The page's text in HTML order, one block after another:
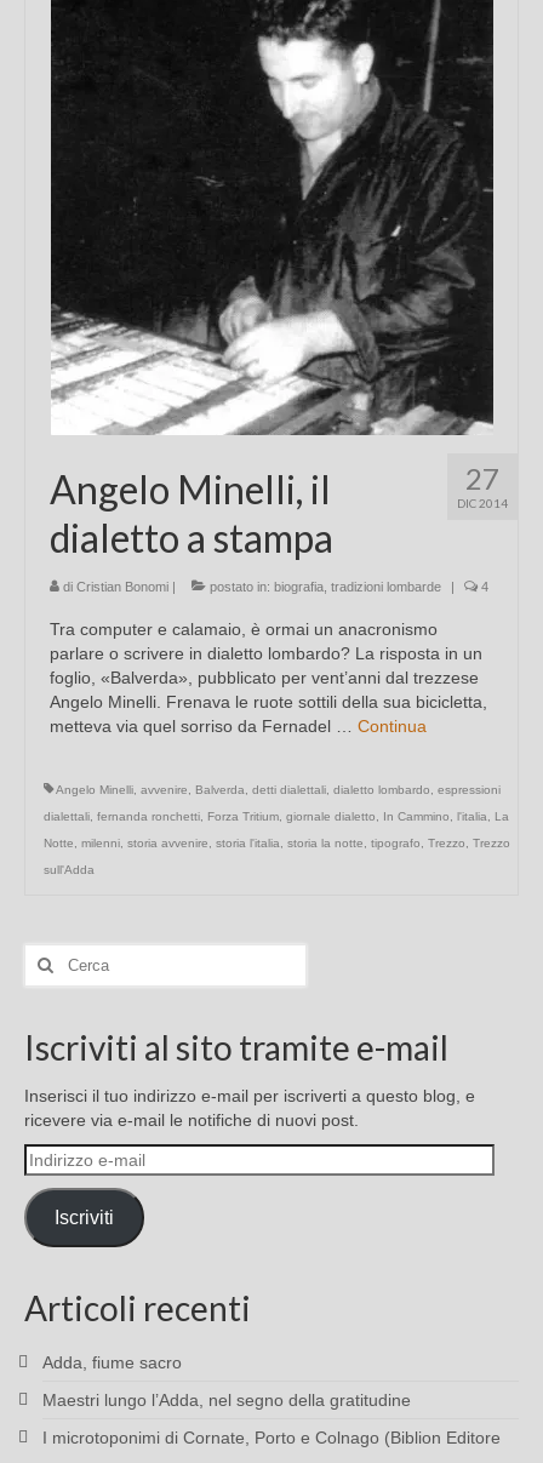
FAQ
Contatti
27
DIC 2014
Angelo Minelli, il
dialetto a stampa
di Cristian Bonomi | postato in: biografia tradizioni lombarde | 4
Tra computer e calamaio, è ormai un anacronismo
parlare o scrivere in dialetto lombardo? La risposta in un
foglio, «Balverda», pubblicato per vent’anni dal trezzese
Angelo Minelli. Frenava le ruote sottili della sua bicicletta,
metteva via quel sorriso da Fernadel … Continua
Angelo Minelli avvenire Balverda detti dialettali dialetto lombardo
espressioni
dialettali fernanda ronchetti Forza Tritium giornale dialetto In Cammino l'italia
La
Notte
milenni storia avvenire storia l'italia storia la notte tipografo Trezzo
Trezzo
sull'Adda
Cerca:
Iscriviti al sito tramite e-mail
Inserisci il tuo indirizzo e-mail per iscriverti a questo blog, e
ricevere via e-mail le notifiche di nuovi post.
Indirizzo
e-
mail
Iscriviti
Articoli recenti
Adda, fiume sacro
Maestri lungo l’Adda, nel segno della gratitudine
I microtoponimi di Cornate, Porto e Colnago (Biblion Editore